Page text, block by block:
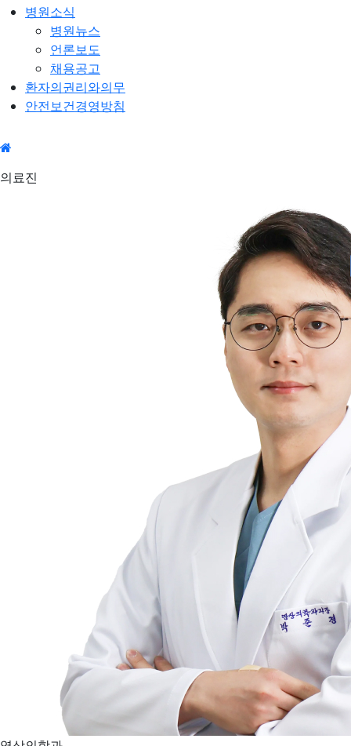
병원소식
병원뉴스
언론보도
채용공고
환자의권리와의무
안전보건경영방침
진
의료진